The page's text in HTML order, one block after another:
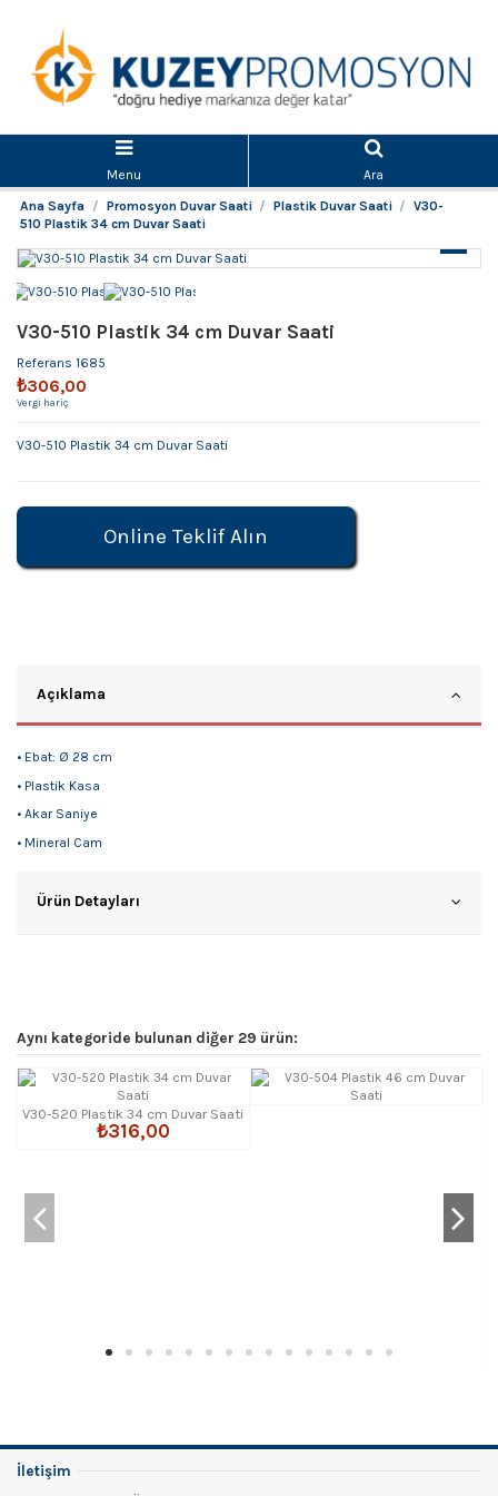
Menu
Ara
Ana Sayfa
Promosyon Duvar Saati Plastik Duvar Saati
V30-
510 Plastik 34 cm Duvar Saati
V30-510 Plastik 34 cm Duvar Saati
Referans 1685
₺306,00
Vergi hariç
V30-510 Plastik 34 cm Duvar Saati
Online Teklif Alın
Açıklama
• Ebat: Ø 28 cm
• Plastik Kasa
• Akar Saniye
• Mineral Cam
Ürün Detayları
Aynı kategoride bulunan diğer 29 ürün:
V30-520 Plastik 34 cm Duvar Saati
₺316,00
İletişim